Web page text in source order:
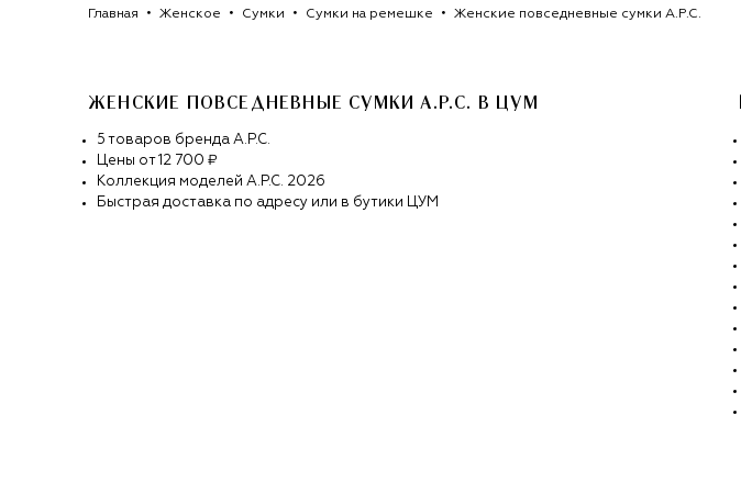
Главная Женское Сумки Сумки на ремешке Женские повседневные сумки A.P.C.
ЖЕНСКИЕ ПОВСЕДНЕВНЫЕ СУМКИ A.P.C. В ЦУМ
5 товаров бренда A.P.C.
Цены от12 700 ₽
Коллекция моделей A.P.C. 2026
Быстрая доставка по адресу или в бутики ЦУМ